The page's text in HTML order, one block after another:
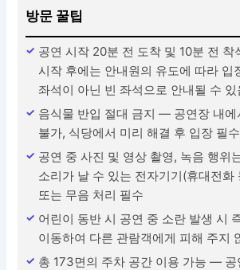
방문 꿀팁
공연 시작 20분 전 도착 및 10분 전
시작 후에는 안내원의 유도에 따라 입
좌석이 아닌 빈 좌석으로 안내될 수 있
음식물 반입 절대 금지 — 공연장 내에
불가, 식당에서 미리 해결 후 입장 필수
공연 중 사진 및 영상 촬영, 녹음 행위
소리가 날 수 있는 전자기기(휴대전화
또는 무음 처리 필수
어린이 동반 시 공연 중 소란 발생 시
이동하여 다른 관람객에게 피해 주지
총 173면의 주차 공간 이용 가능 — 공